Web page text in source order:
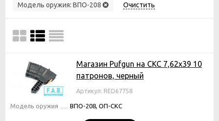
Модель оружия: ВПО-208 Очистить
Магазин Pufgun на СКС 7,62х39 10
патронов, черный
Артикул: RED67758
Модель оружия ВПО-208, ОП-СКС